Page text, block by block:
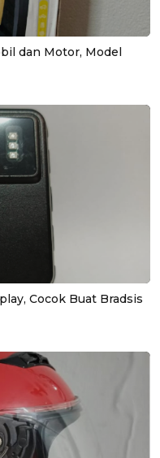
dan Motor, Model
Cocok Buat Bradsis